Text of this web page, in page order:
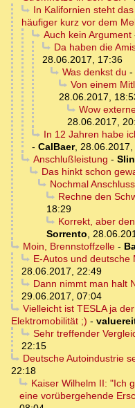
In Kalifornien steht
häufiger kurz vor dem
Auch kein Argument
Da haben die
28.06.2017, 17:36
Was denkst du -
Von einem
28.06.2017,
Wow
28.06.2017,
In 12 Jahren habe
- CalBaer,
Anschlußleistung -
Das hinkt schon
Nochmal
Rechne den
18:29
Korrekt, aber
Sorrento,
Moin, Brennstoffzelle-
E-Autos und deutsche
28.06.2017, 22:49
Dann nimmt man halt
29.06.2017, 07:04
Vielleicht ist TESLA ja
Elektromobilität ;) -
Sehr treffender
22:15
Deutsche Autoindustrie
22:18
Kaiser Wilhelm II: "Ich
eine vorübergehende